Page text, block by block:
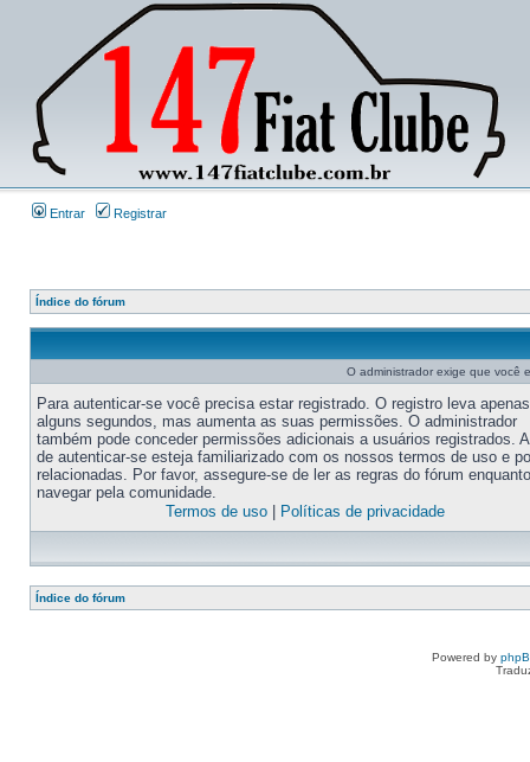
Entrar Registrar
Índice do fórum
O administrador exige que você
Para autenticar-se você precisa estar registrado. O registro leva apenas
alguns segundos, mas aumenta as suas permissões. O administrador
também pode conceder permissões adicionais a usuários registrados.
de autenticar-se esteja familiarizado com os nossos termos de uso e
relacionadas. Por favor, assegure-se de ler as regras do fórum enquanto
navegar pela comunidade.
Termos de uso| Políticas de privacidade
Índice do fórum
Powered by